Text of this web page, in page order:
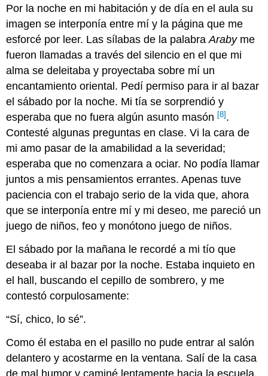
Por la noche en mi habitación y de día en el aula su
imagen se interponía entre mí y la página que me
esforcé por leer. Las sílabas de la palabraArabyme
fueron llamadas a través del silencio en el que mi
alma se deleitaba y proyectaba sobre mí un
encantamiento oriental. Pedí permiso para ir al bazar
el sábado por la noche. Mi tía se sorprendió y
esperaba que no fuera algún asunto masón [8].
Contesté algunas preguntas en clase. Vi la cara de
mi amo pasar de la amabilidad a la severidad;
esperaba que no comenzara a ociar. No podía llamar
juntos a mis pensamientos errantes. Apenas tuve
paciencia con el trabajo serio de la vida que, ahora
que se interponía entre mí y mi deseo, me pareció un
juego de niños, feo y monótono juego de niños.
El sábado por la mañana le recordé a mi tío que
deseaba ir al bazar por la noche. Estaba inquieto en
el hall, buscando el cepillo de sombrero, y me
contestó corpulosamente:
“Sí, chico, lo sé”.
Como él estaba en el pasillo no pude entrar al salón
delantero y acostarme en la ventana. Salí de la casa
de mal humor y caminé lentamente hacia la escuela.